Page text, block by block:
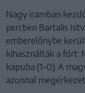
Nagy iramban
percben Bartalis
emberelőnybe
kihasználták a fórt:
kapuba (1–0). A
azonnal